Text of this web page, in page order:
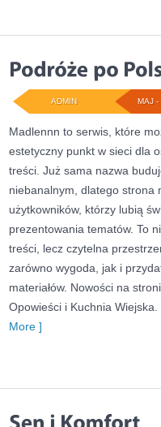
MAJ -
ADMIN
Madlennn to serwis, które
estetyczny punkt w sieci dla
treści. Już sama nazwa
niebanalnym, dlatego strona
użytkowników, którzy lubią
prezentowania tematów. To
treści, lecz czytelna
zarówno wygoda, jak i
materiałów. Nowości na
Opowieści i Kuchnia
More ]